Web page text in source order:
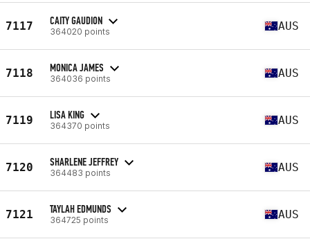
7117 CAITY GAUDION
364020 points AUS
7118 MONICA JAMES
364036 points AUS
7119 LISA KING
364370 points AUS
7120 SHARLENE JEFFREY
364483 points AUS
7121 TAYLAH EDMUNDS
364725 points AUS